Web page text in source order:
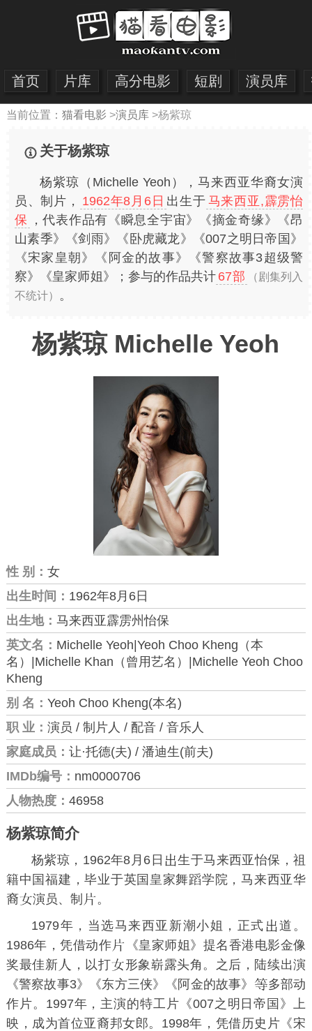
首页 片库 高分电影 短剧 演员库
当前位置： 猫看电影 >演员库>杨紫琼
关于杨紫琼
杨紫琼（Michelle Yeoh），马来西亚华裔女演
员、制片，
1962年8月6日 出生于 马来西亚,霹雳怡
保
，代表作品有《瞬息全宇宙》《摘金奇缘》《昂
山素季》《剑雨》《卧虎藏龙》《007之明日帝国》
《宋家皇朝》《阿金的故事》《警察故事3超级警
察》《皇家师姐》；参与的作品共计 67部
（剧集列入
不统计） 。
杨紫琼 Michelle Yeoh
性 别： 女
出生时间： 1962年8月6日
出生地： 马来西亚霹雳州怡保
英文名： Michelle Yeoh|Yeoh Choo Kheng（本
名）|Michelle Khan（曾用艺名）|Michelle Yeoh Choo
Kheng
别 名： Yeoh Choo Kheng(本名)
职 业： 演员 / 制片人 / 配音 / 音乐人
家庭成员： 让·托德(夫) / 潘迪生(前夫)
IMDb编号： nm0000706
人物热度： 46958
杨紫琼简介
杨紫琼，1962年8月6日
生于马来西亚怡保，祖
籍中国福建，毕业于英国皇家舞蹈学院 ，马来西亚华
裔
演员、制
。
1979年，当选马来西亚新潮小姐，正式
道。
1986年，凭借动作
《皇家师姐 》提名 香港电影金像
奖最佳新 ，以打
形象崭露头角。之后，陆续出演
《警察故事3》《东方三侠》《 阿金的故事》
多部动
作片。1997年，主演的特工片《007之明日帝国 》上
映，成为首位亚裔邦女郎。1998年，凭借历史片《宋